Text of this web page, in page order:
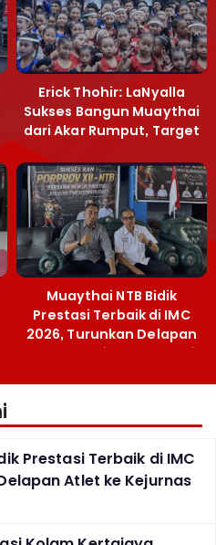
Erick Thohir: LaNyalla
Sukses Bangun Muaythai
dari Akar Rumput, Target
Muaythai NTB Bidik
Prestasi Terbaik di IMC
2026, Turunkan Delapan
Atlet ke Kejurnas Bekasi
Prestasi Terbaik di IMC
Atlet ke Kejurnas